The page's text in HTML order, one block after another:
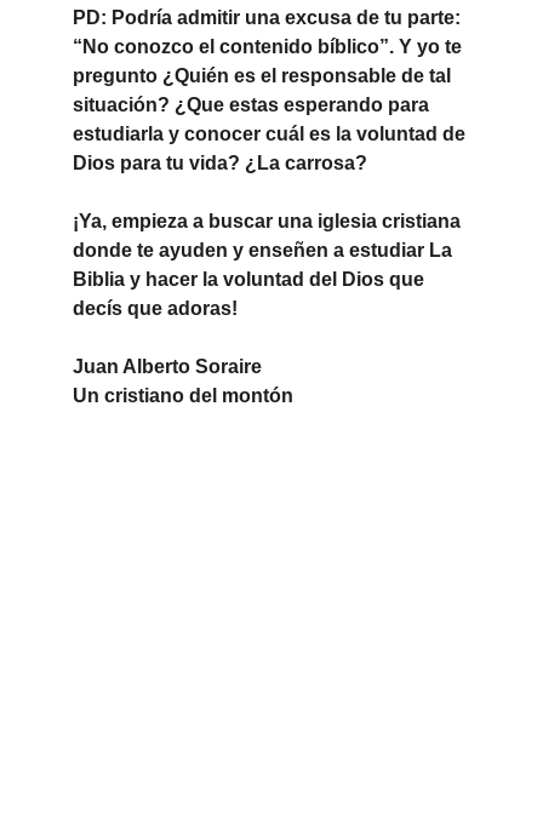
PD: Podría admitir una excusa de tu parte:
“No conozco el contenido bíblico”. Y yo te
pregunto ¿Quién es el responsable de tal
situación? ¿Que estas esperando para
estudiarla y conocer cuál es la voluntad de
Dios para tu vida? ¿La carrosa?
¡Ya, empieza a buscar una iglesia cristiana
donde te ayuden y enseñen a estudiar La
Biblia y hacer la voluntad del Dios que
decís que adoras!
Juan Alberto Soraire
Un cristiano del montón